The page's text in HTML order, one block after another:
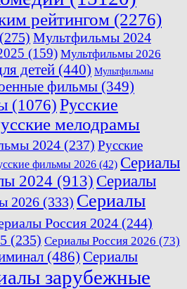
рейтингом (2276)
(275) Мультфильмы 2024
(159) Мультфильмы 2026
детей (440) Мультфильмы
фильмы (349)
(1076)Русские
мелодрамы
2024 (237) Русские
фильмы 2026 (42) Сериалы
2024 (913) Сериалы
2026 (333) Сериалы
Россия 2024 (244)
(235) Сериалы Россия 2026 (73)
(486) Сериалы
зарубежные